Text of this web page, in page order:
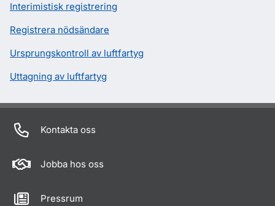
Interimistisk registrering
Registrera nödsändare
Ursprungskontroll av luftfartyg
Uttagning av luftfartyg
Kontakta oss
Jobba hos oss
Pressrum